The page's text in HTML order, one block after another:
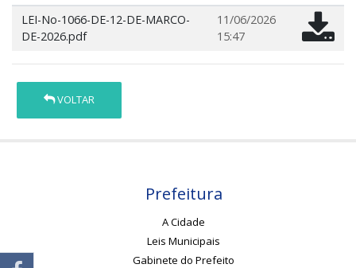
LEI-No-1066-DE-12-DE-MARCO-
DE-2026.pdf
11/06/2026
15:47
VOLTAR
Prefeitura
A Cidade
Leis Municipais
Gabinete do Prefeito